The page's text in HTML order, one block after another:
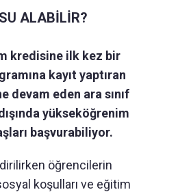
ALABİLİR?
kredisine ilk kez bir
kayıt yaptıran
devam eden ara sınıf
yükseköğrenim
başvurabiliyor.
öğrencilerin
koşulları ve eğitim